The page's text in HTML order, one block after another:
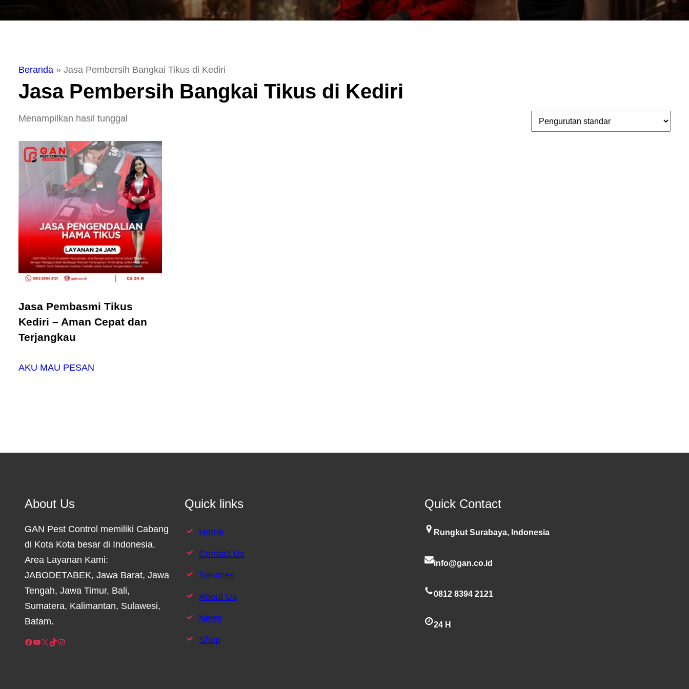
Beranda » Jasa Pembersih Bangkai Tikus di Kediri
Jasa Pembersih Bangkai Tikus di Kediri
Menampilkan hasil tunggal
Jasa Pembasmi Tikus
Kediri – Aman Cepat dan
Terjangkau
AKU MAU PESAN
About Us
GAN Pest Control memiliki Cabang
di Kota Kota besar di Indonesia.
Area Layanan Kami:
JABODETABEK, Jawa Barat, Jawa
Tengah, Jawa Timur, Bali,
Sumatera, Kalimantan, Sulawesi,
Batam.
Facebook YouTube X TikTok Instagram
Quick links
Home
Contact Us
Services
About Us
News
Shop
Quick Contact
Rungkut Surabaya, Indonesia
info@gan.co.id
0812 8394 2121
24 H